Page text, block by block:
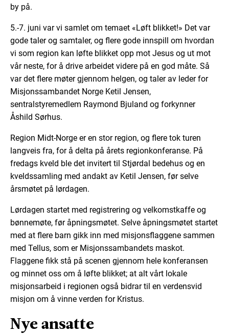
by på.
5.-7. juni var vi samlet om temaet «Løft blikket!» Det var
gode taler og samtaler, og flere gode innspill om hvordan
vi som region kan løfte blikket opp mot Jesus og ut mot
vår neste, for å drive arbeidet videre på en god måte. Så
var det flere møter gjennom helgen, og taler av leder for
Misjonssambandet Norge Ketil Jensen,
sentralstyremedlem Raymond Bjuland og forkynner
Åshild Sørhus.
Region Midt-Norge er en stor region, og flere tok turen
langveis fra, for å delta på årets regionkonferanse. På
fredags kveld ble det invitert til Stjørdal bedehus og en
kveldssamling med andakt av Ketil Jensen, før selve
årsmøtet på lørdagen.
Lørdagen startet med registrering og velkomstkaffe og
bønnemøte, før åpningsmøtet. Selve åpningsmøtet startet
med at flere barn gikk inn med misjonsflaggene sammen
med Tellus, som er Misjonssambandets maskot.
Flaggene fikk stå på scenen gjennom hele konferansen
og minnet oss om å løfte blikket; at alt vårt lokale
misjonsarbeid i regionen også bidrar til en verdensvid
misjon om å vinne verden for Kristus.
Nye ansatte